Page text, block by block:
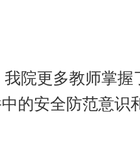
院更多教师掌
的安全防范意识